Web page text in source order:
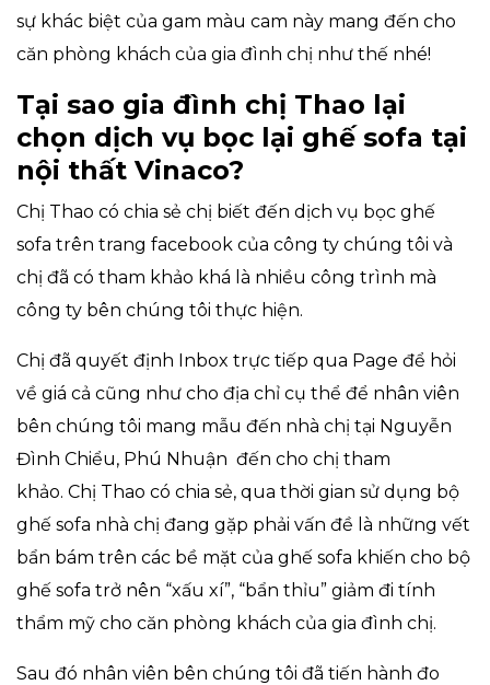
sự khác biệt của gam màu cam này mang đến cho
căn phòng khách của gia đình chị như thế nhé!
Tại sao gia đình chị Thao lại
chọn dịch vụ bọc lại ghế sofa tại
nội thất Vinaco?
Chị Thao có chia sẻ chị biết đến dịch vụ bọc ghế
sofa trên trang facebook của công ty chúng tôi và
chị đã có tham khảo khá là nhiều công trình mà
công ty bên chúng tôi thực hiện.
Chị đã quyết định Inbox trực tiếp qua Page để hỏi
về giá cả cũng như cho địa chỉ cụ thể để nhân viên
bên chúng tôi mang mẫu đến nhà chị tại Nguyễn
Đình Chiểu, Phú Nhuận đến cho chị tham
khảo. Chị Thao có chia sẻ, qua thời gian sử dụng bộ
ghế sofa nhà chị đang gặp phải vấn đề là những vết
bẩn bám trên các bề mặt của ghế sofa khiến cho bộ
ghế sofa trở nên “xấu xí”, “bẩn thỉu” giảm đi tính
thẩm mỹ cho căn phòng khách của gia đình chị.
Sau đó nhân viên bên chúng tôi đã tiến hành đo